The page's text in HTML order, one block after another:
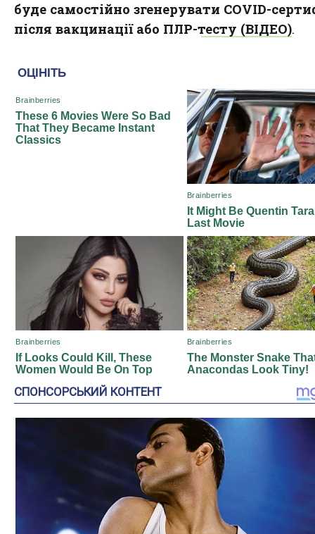
буде самостійно згенерувати COVID-
після вакцинації або ПЛР-тесту (ВІДЕО).